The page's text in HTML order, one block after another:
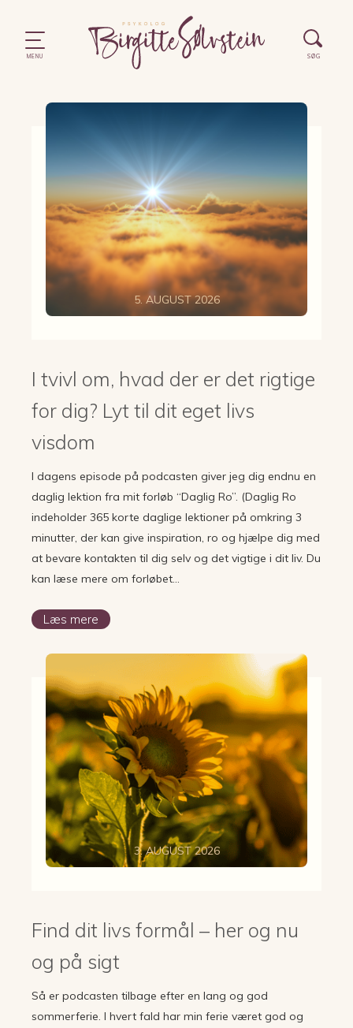
I tvivl om, hvad der er det rigtige
for dig? Lyt til dit eget livs
visdom
5. AUGUST 2026
I dagens episode på podcasten giver jeg dig endnu en
daglig lektion fra mit forløb “Daglig Ro”. (Daglig Ro
indeholder 365 korte daglige lektioner på omkring 3
minutter, der kan give inspiration, ro og hjælpe dig med
at bevare kontakten til dig selv og det vigtige i dit liv. Du
kan læse mere om forløbet…
Læs mere
Find dit livs formål – her og nu
og på sigt
3. AUGUST 2026
Så er podcasten tilbage efter en lang og god
sommerferie. I hvert fald har min ferie været god og